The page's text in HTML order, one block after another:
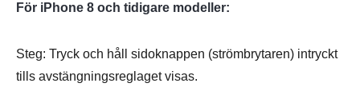
För iPhone 8 och tidigare modeller:
Steg: Tryck och håll sidoknappen (strömbrytaren) intryckt
tills avstängningsreglaget visas.